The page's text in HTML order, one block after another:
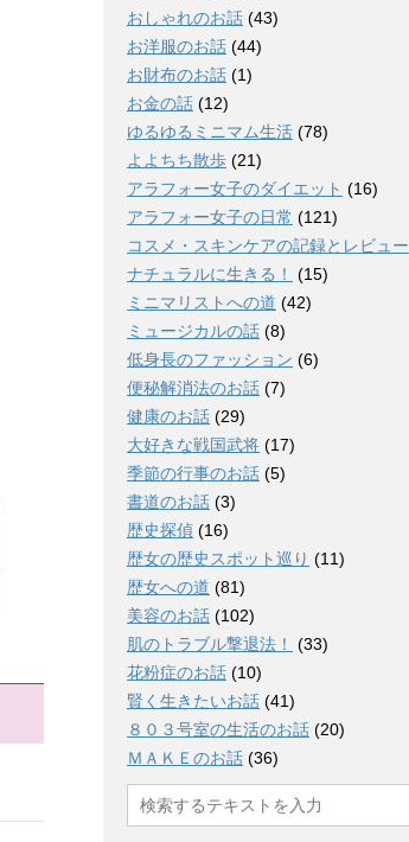
おしゃれのお話 (43)
お洋服のお話 (44)
お財布のお話 (1)
お金の話 (12)
ゆるゆるミニマム生活 (78)
よよちち散歩 (21)
アラフォー女子のダイエット (16)
アラフォー女子の日常 (121)
コスメ・スキンケアの記録とレビュー
ナチュラルに生きる！
(15)
ミニマリストへの道 (42)
ミュージカルの話 (8)
低身長のファッション (6)
便秘解消法のお話 (7)
健康のお話 (29)
大好きな戦国武将 (17)
季節の行事のお話 (5)
書道のお話 (3)
歴史探偵 (16)
歴女の歴史スポット巡り (11)
歴女への道 (81)
美容のお話 (102)
肌のトラブル撃退法！
(33)
花粉症のお話 (10)
賢く生きたいお話 (41)
８０３号室の生活のお話 (20)
ＭＡＫＥのお話 (36)